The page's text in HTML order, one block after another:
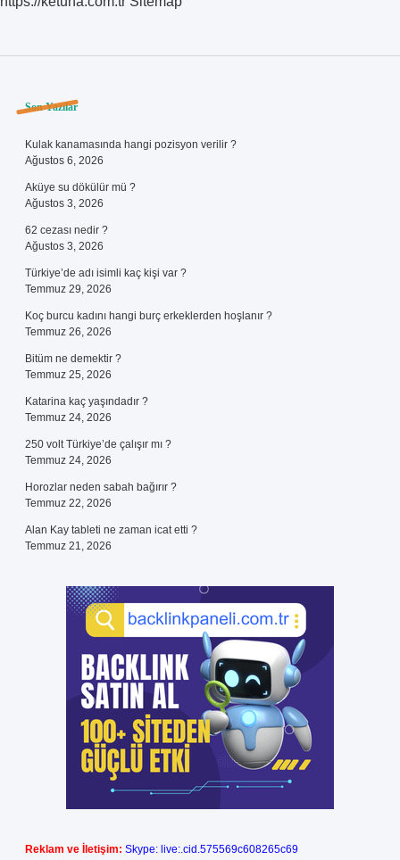
Sidebar
Son Yazılar
Kulak kanamasında hangi pozisyon verilir ?
Ağustos 6, 2026
Aküye su dökülür mü ?
Ağustos 3, 2026
62 cezası nedir ?
Ağustos 3, 2026
Türkiye’de adı isimli kaç kişi var ?
Temmuz 29, 2026
Koç burcu kadını hangi burç erkeklerden hoşlanır ?
Temmuz 26, 2026
Bitüm ne demektir ?
Temmuz 25, 2026
Katarina kaç yaşındadır ?
Temmuz 24, 2026
250 volt Türkiye’de çalışır mı ?
Temmuz 24, 2026
Horozlar neden sabah bağırır ?
Temmuz 22, 2026
Alan Kay tableti ne zaman icat etti ?
Temmuz 21, 2026
Reklam ve İletişim: Skype: live:.cid.575569c608265c69